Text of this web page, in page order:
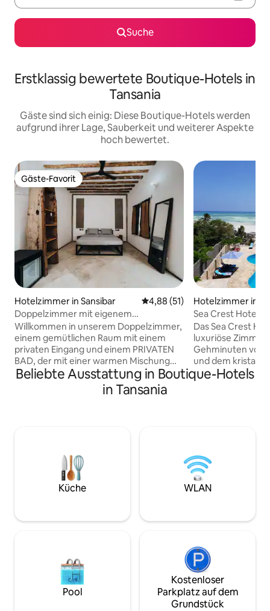
Suche
Erstklassig bewertete Boutique-Hotels in
Tansania
Gäste sind sich einig: Diese Boutique-Hotels werden
aufgrund ihrer Lage, Sauberkeit und weiterer Aspekte
hoch bewertet.
Gäste-Favorit
Gäste-Favorit
Hotelzimmer in Sansibar Durchschnittliche Bewertung:
4,88 (51)
Doppelzimmer mit eigenem
Badezimmer
Willkommen in unserem Doppelzimmer,
einem gemütlichen Raum mit einem
privaten Eingang und einem PRIVATEN
BAD, der mit einer warmen Mischung
aus recycelten Materialien und
afrikanisch inspirierten Details gestaltet
wurde. Das Zimmer verfügt über
GENERATOR, um die wesentlichen
Dienste am Laufen zu halten.
FRÜHSTÜCK und Brunch sind täglich von
8:00 Uhr bis 22:00 Uhr erhältlich, mit
Hotelzimmer in
Sea Crest Hotel/
Das Sea Crest
luxuriöse
Gehminuten
und dem
Strände im
Küstenwohndorf
luxuriösen
mit dem
Grundstück
Zanzibar, in der
Beliebte Ausstattung in Boutique-Hotels
in Tansania
Küche WLAN
Pool
Kostenloser
Parkplatz auf dem
Grundstück